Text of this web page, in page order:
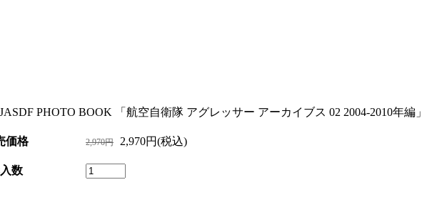
PHOTO BOOK 「航空自衛隊 アグレッサー アーカイブス 02 2004-2010年編」
価格 2,970円 2,970円(税込)
数